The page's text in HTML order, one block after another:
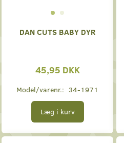
DAN CUTS BABY DYR
45,95 DKK
Model/varenr.: 34-1971
Læg i kurv